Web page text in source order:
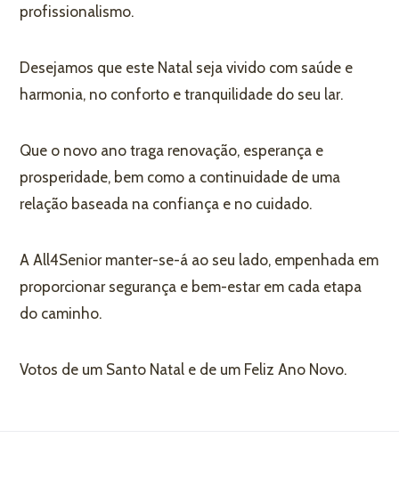
profissionalismo.
Desejamos que este Natal seja vivido com saúde e
harmonia, no conforto e tranquilidade do seu lar.
Que o novo ano traga renovação, esperança e
prosperidade, bem como a continuidade de uma
relação baseada na confiança e no cuidado.
A All4Senior manter-se-á ao seu lado, empenhada em
proporcionar segurança e bem-estar em cada etapa
do caminho.
Votos de um Santo Natal e de um Feliz Ano Novo.